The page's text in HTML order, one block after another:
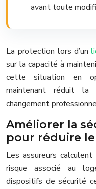
avant toute
La protection lors d’un
sur la capacité à
cette situation en
maintenant réduit la
changement
Améliorer la
pour réduire
Les assureurs
risque associé au
dispositifs de sécurité